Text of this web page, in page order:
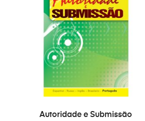
IN DEN WARENKORB
Autoridade e Submissão